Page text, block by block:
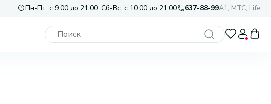
Пн-Пт: с 9:00 до 21:00. Сб-Вс: с 10:00 до 21:00 637-88-99A1, МТС, Life